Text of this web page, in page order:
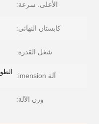
الأعلى. سرعة:
كابستان النهائي:
شغل القدرة:
آلة imension:
وزن الآلة: